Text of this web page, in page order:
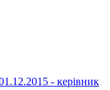
- керівник